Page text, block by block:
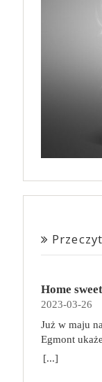
Home
2023-03-26
Już w maju
Egmont
scenarzysty
[...]